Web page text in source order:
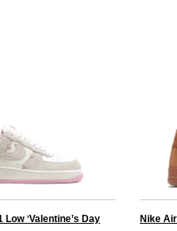
ʼValentine’s Day
Nike